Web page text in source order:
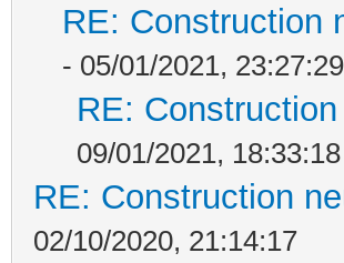
RE: Construction
- 05/01/2021, 23:27:29
RE:
09/01/2021, 18:33:18
RE: Construction
02/10/2020, 21:14:17